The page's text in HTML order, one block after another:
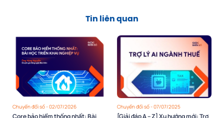
Tin liên quan
Chuyển đổi số - 02/07/2026
Core bảo hiểm thống nhất: Bài
Chuyển đổi số - 07/07/2025
[Giải đáp A – Z] Xu hướng mới: Trợ